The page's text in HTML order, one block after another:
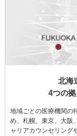
北海
4つの
地域ごとの医療機関の
め、札幌、東京、大阪
ャリアカウンセリング